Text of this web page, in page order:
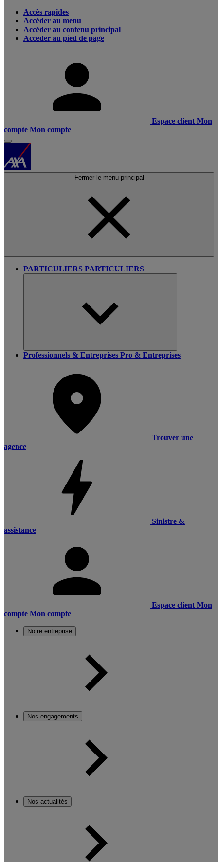
Accès rapides
Accéder au menu
Accéder au contenu principal
Accéder au pied de page
Espace client Mon
compte Mon compte
Fermer le menu principal
PARTICULIERS PARTICULIERS
Professionnels & Entreprises Pro & Entreprises
Trouver une
agence
Sinistre &
assistance
Espace client Mon
compte Mon compte
Notre entreprise
Nos engagements
Nos actualités